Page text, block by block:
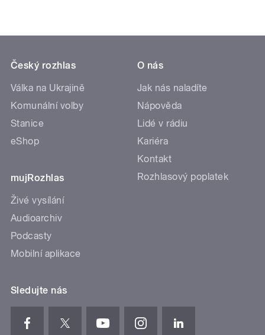
Český rozhlas
Válka na Ukrajině
Komunální volby
Stanice
eShop
mujRozhlas
Živé vysílání
Audioarchiv
Podcasty
Mobilní aplikace
O nás
Jak nás naladíte
Nápověda
Lidé v rádiu
Kariéra
Kontakt
Rozhlasový poplatek
Sledujte nás